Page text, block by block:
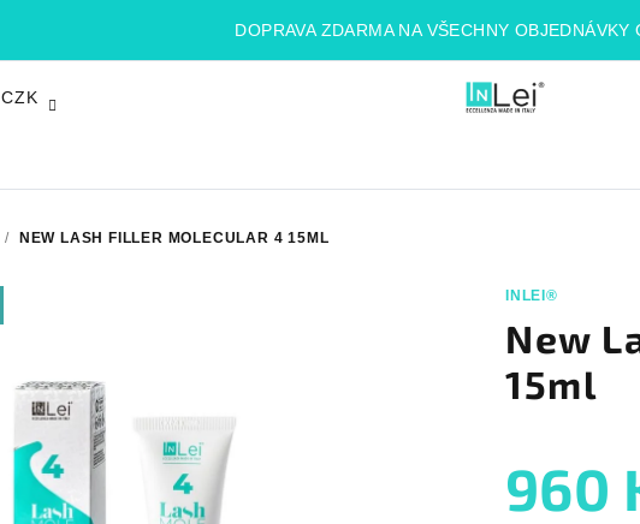
DOPRAVA ZDARMA NA VŠECHNY OBJEDNÁVKY
CZK
/ NEW LASH FILLER MOLECULAR 4 15ML
INLEI®
New
15ml
960